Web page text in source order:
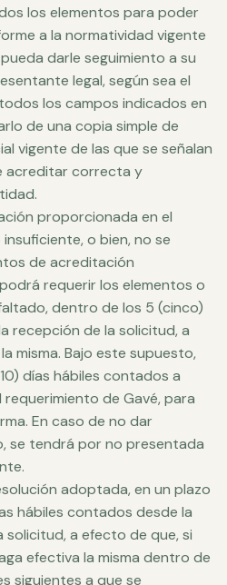
los elementos para poder
a la normatividad vigente
darle seguimiento a su
legal, según sea el
los campos indicados en
de una copia simple de
vigente de las que se señalan
acreditar correcta y
proporcionada en el
o bien, no se
de acreditación
requerir los elementos o
dentro de los 5 (cinco)
recepción de la solicitud, a
misma. Bajo este supuesto,
días hábiles contados a
de Gavé, para
En caso de no dar
se tendrá por no presentada
adoptada, en un plazo
hábiles contados desde la
solicitud, a efecto de que, si
efectiva la misma dentro de
siguientes a que se